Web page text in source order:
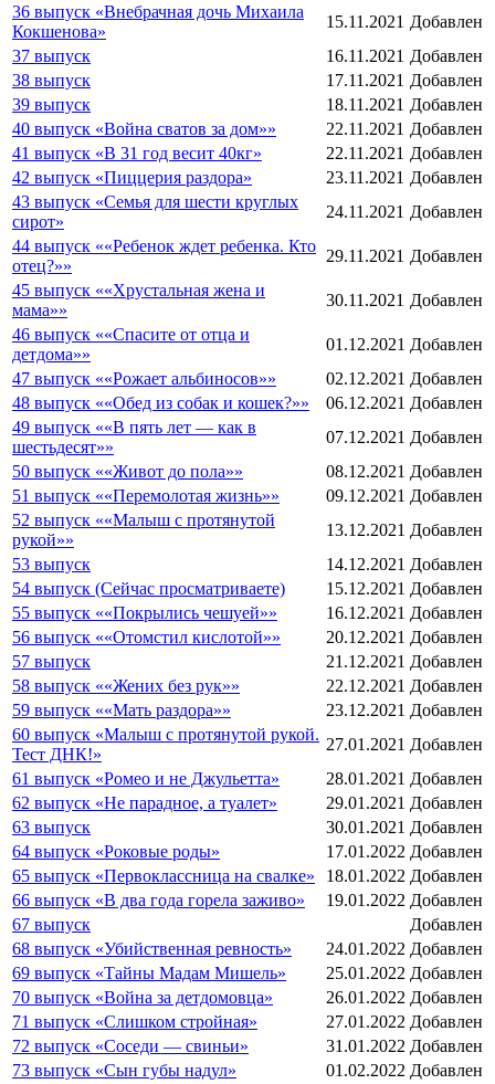
36 выпуск «Внебрачная дочь Михаила
Кокшенова»
15.11.2021 Добавлен
37 выпуск
16.11.2021 Добавлен
38 выпуск
17.11.2021 Добавлен
39 выпуск
18.11.2021 Добавлен
40 выпуск «Война сватов за дом»»
22.11.2021 Добавлен
41 выпуск «В 31 год весит 40кг»
22.11.2021 Добавлен
42 выпуск «Пиццерия раздора»
23.11.2021 Добавлен
43 выпуск «Семья для шести круглых
сирот»
24.11.2021 Добавлен
44 выпуск ««Ребенок ждет ребенка. Кто
отец?»»
29.11.2021 Добавлен
45 выпуск ««Хрустальная жена и
мама»»
30.11.2021 Добавлен
46 выпуск ««Спасите от отца и
детдома»»
01.12.2021 Добавлен
47 выпуск ««Рожает альбиносов»»
02.12.2021 Добавлен
48 выпуск ««Обед из собак и кошек?»»
06.12.2021 Добавлен
49 выпуск ««В пять лет — как в
шестьдесят»»
07.12.2021 Добавлен
50 выпуск ««Живот до пола»»
08.12.2021 Добавлен
51 выпуск ««Перемолотая жизнь»»
09.12.2021 Добавлен
52 выпуск ««Малыш с протянутой
рукой»»
13.12.2021 Добавлен
53 выпуск
14.12.2021 Добавлен
54 выпуск (Сейчас просматриваете)
15.12.2021 Добавлен
55 выпуск ««Покрылись чешуей»»
16.12.2021 Добавлен
56 выпуск ««Отомстил кислотой»»
20.12.2021 Добавлен
57 выпуск
21.12.2021 Добавлен
58 выпуск ««Жених без рук»»
22.12.2021 Добавлен
59 выпуск ««Мать раздора»»
23.12.2021 Добавлен
60 выпуск «Малыш с протянутой рукой.
Тест ДНК!»
27.01.2021 Добавлен
61 выпуск «Ромео и не Джульетта»
28.01.2021 Добавлен
62 выпуск «Не парадное, а туалет»
29.01.2021 Добавлен
63 выпуск
30.01.2021 Добавлен
64 выпуск «Роковые роды»
17.01.2022 Добавлен
65 выпуск «Первоклассница на свалке»
18.01.2022 Добавлен
66 выпуск «В два года горела заживо»
19.01.2022 Добавлен
67 выпуск
Добавлен
68 выпуск «Убийственная ревность»
24.01.2022 Добавлен
69 выпуск «Тайны Мадам Мишель»
25.01.2022 Добавлен
70 выпуск «Война за детдомовца»
26.01.2022 Добавлен
71 выпуск «Слишком стройная»
27.01.2022 Добавлен
72 выпуск «Соседи — свиньи»
31.01.2022 Добавлен
73 выпуск «Сын губы надул»
01.02.2022 Добавлен